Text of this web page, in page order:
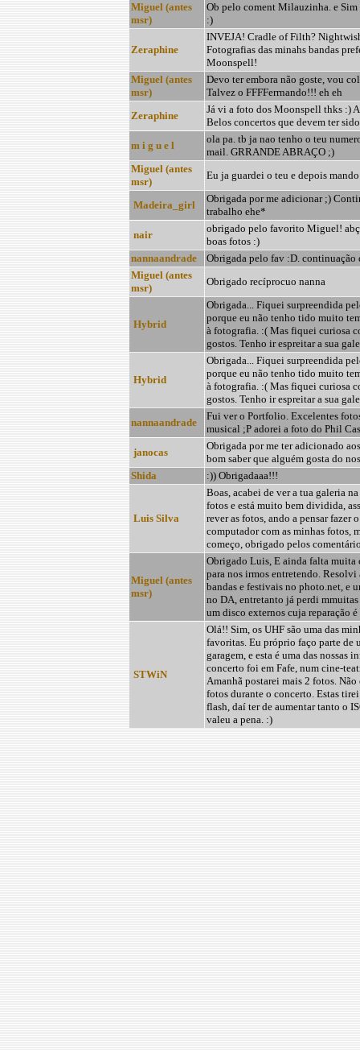
Miguel (antes
msr)
Ob pelo coment Milauzinha. e Sim
:)
Zeraphine
INVEJA! Cradle of Filth?
Fotografias das minahs bandas
Moonspell!
Miguel (antes
msr)
Devo ter embora não goste, vou
Talvez o FFFFerrnando!!! eh eh
Zeraphine
Já vi a foto dos Moonspell thks :)
Belos concertos que devem ter
m i g u e l
ola pa. tb ja nao tenho o teu
mail. GRRANDE ABRAÇO ;)
Miguel (antes
msr)
Eu ja guardei o teu e depois mando
Madeira_girl
Obrigada por me adicionar ;)
trabalho ehe*
nair
obrigado pelo favorito Miguel!
boas fotos :)
nannaandrade
Obrigada pelo fav :D. continuação
Miguel (antes
msr)
Obrigado recíprocuo nanna
Hybrid
Obrigada... Fiquei surpreendida
porque eu não tenho tido muito
à fotografia. :( Mas fiquei curiosa
gostos. Tenho ir espreitar a sua
Hybrid
Obrigada... Fiquei surpreendida
porque eu não tenho tido muito
à fotografia. :( Mas fiquei curiosa
gostos. Tenho ir espreitar a sua
nannaandrade
Fui ver o Portfolio. Excelentes
musical ;P adorei a foto do Phil
janocas
Obrigada por me ter adicionado
bom saber que alguém gosta do
Shida
:)) Obrigadaaa!!!
Luis Silva
Boas, acabei de ver a tua galeria
fotos e está muito bem dividida,
rever as fotos, ando a pensar fazer
computador com as minhas fotos,
começo, obrigado pelos
Miguel (antes
msr)
Obrigado Luis, E ainda falta muita
para nos irmos entretendo. Resolvi
bandas e festivais no photo.net, e
no DA, entretanto já perdi mmuitas
um disco externos cuja reparação é
STWiN
Olá!! Sim, os UHF são uma das
favoritas. Eu próprio faço parte de
garagem, e esta é uma das nossas
concerto foi em Fafe, num cine-
Amanhã postarei mais 2 fotos.
fotos durante o concerto. Estas tirei
flash, daí ter de aumentar tanto o
valeu a pena. :)